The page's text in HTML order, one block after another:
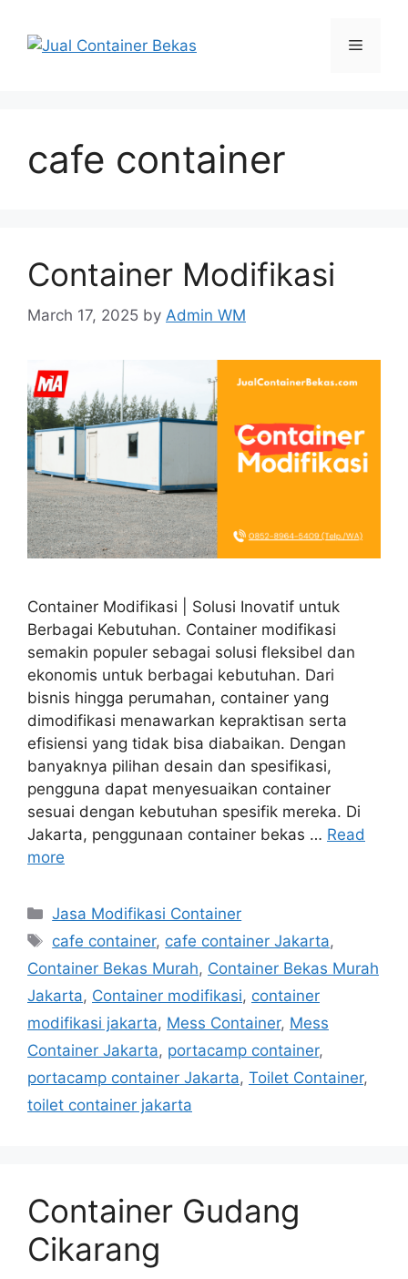
content
Menu
cafe container
Container Modifikasi
March 17, 2025 by Admin WM
Container Modifikasi | Solusi Inovatif untuk
Berbagai Kebutuhan. Container modifikasi
semakin populer sebagai solusi fleksibel dan
ekonomis untuk berbagai kebutuhan. Dari
bisnis hingga perumahan, container yang
dimodifikasi menawarkan kepraktisan serta
efisiensi yang tidak bisa diabaikan. Dengan
banyaknya pilihan desain dan spesifikasi,
pengguna dapat menyesuaikan container
sesuai dengan kebutuhan spesifik mereka. Di
Jakarta, penggunaan container bekas … Read
more
Categories
Jasa Modifikasi Container
Tags
cafe container, cafe container Jakarta,
Container Bekas Murah, Container Bekas Murah
Jakarta, Container modifikasi, container
modifikasi jakarta, Mess Container, Mess
Container Jakarta, portacamp container,
portacamp container Jakarta, Toilet Container,
toilet container jakarta
Container Gudang
Cikarang